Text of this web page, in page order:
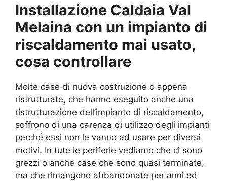
Installazione Caldaia Val
Melaina con un impianto di
riscaldamento mai usato,
cosa controllare
Molte case di nuova costruzione o appena
ristrutturate, che hanno eseguito anche una
ristrutturazione dell’impianto di riscaldamento,
soffrono di una carenza di utilizzo degli impianti
perché essi non le vanno ad usare per diversi
motivi. In tute le periferie vediamo che ci sono
grezzi o anche case che sono quasi terminate,
ma che rimangono abbandonate per anni ed